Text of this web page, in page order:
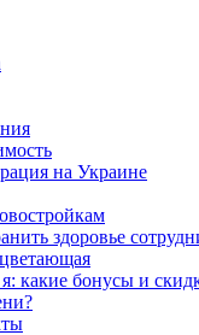
на Украине
здоровье